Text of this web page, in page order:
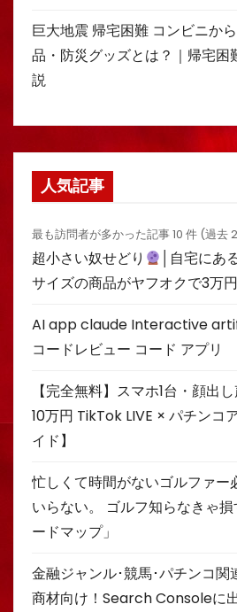
巨大地震 帰宅困難 コンビニか
品・防災グッズとは？｜帰宅困
説
人気記事
最も訪問者が多かった記事 10 件 (過去
超小さい奴せどり
│自宅に
サイズの商品がヤフオクで3万円
AI app claude Interactive
コードレビュー コード アプリ
【完全無料】スマホ1台・顔出
10万円 TikTok LIVE × パチンコ
イド】
忙しくて時間がないゴルファー
いらない。 ゴルフ知らなきゃ
ードマップ」
金融ジャンル･競馬･パチンコ関
商材向け！Search Consoleに